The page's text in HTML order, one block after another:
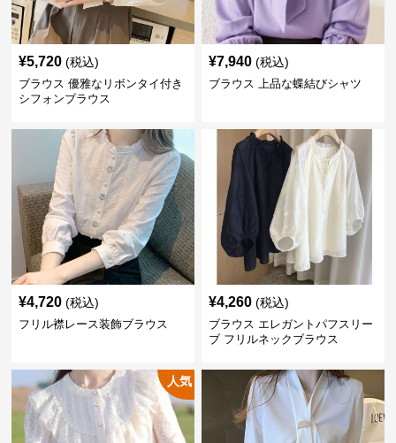
¥5,720 (税込)
ブラウス 優雅なリボンタイ付き
シフォンブラウス
¥7,940 (税込)
ブラウス 上品な蝶結びシャツ
¥4,720 (税込)
フリル襟レース装飾ブラウス
¥4,260 (税込)
ブラウス エレガントパフスリー
ブ フリルネックブラウス
人気